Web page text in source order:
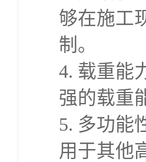
够在施工
制。
4. 载重能
强的载重
5. 多功能
用于其他